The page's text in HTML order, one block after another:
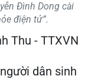
Đình Dong cài
điện tử”.
Thu - TTXVN
dân sinh